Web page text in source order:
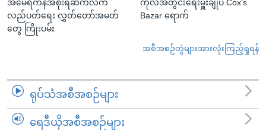
အမေရိကန်အစိုးရဆက်လက်
လည်ပတ်ရေး လွှတ်တော်အမတ်
တွေ ကြိုးပမ်း
ကုလအတွင်းရေးမှူးချုပ် Cox's
Bazar ရောက်
အစီအစဉ်တွဲများအားလုံးကြည့်ရှုရန်
ရုပ်သံအစီအစဉ်များ
ရေဒီယိုအစီအစဉ်များ